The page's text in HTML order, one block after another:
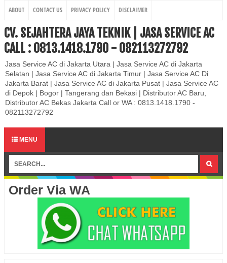
ABOUT CONTACT US PRIVACY POLICY DISCLAIMER
CV. SEJAHTERA JAYA TEKNIK | JASA SERVICE AC
CALL : 0813.1418.1790 - 082113272792
Jasa Service AC di Jakarta Utara | Jasa Service AC di Jakarta
Selatan | Jasa Service AC di Jakarta Timur | Jasa Service AC Di
Jakarta Barat | Jasa Service AC di Jakarta Pusat | Jasa Service AC
di Depok | Bogor | Tangerang dan Bekasi | Distributor AC Baru,
Distributor AC Bekas Jakarta Call or WA : 0813.1418.1790 -
082113272792
MENU
Order Via WA